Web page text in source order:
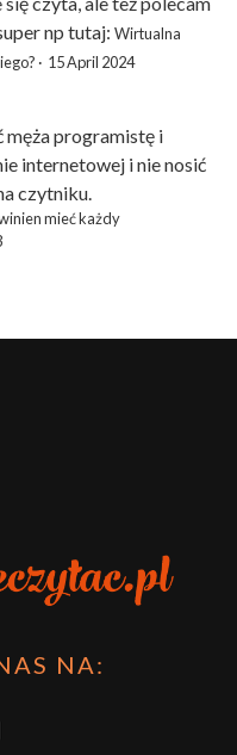
np tutaj: Wirtualna
· 15 April 2024
męża programistę i
internetowej i nie nosić
czytniku.
mieć każdy
NA: